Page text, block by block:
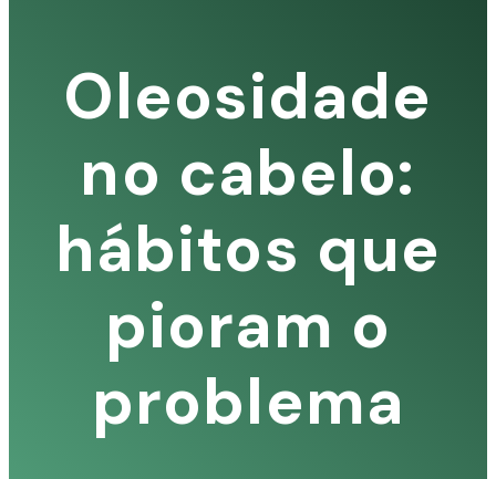
Oleosidade
no cabelo:
hábitos que
pioram o
problema